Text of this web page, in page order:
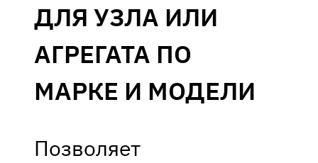
ДЛЯ УЗЛА ИЛИ
АГРЕГАТА ПО
МАРКЕ И МОДЕЛИ
Позволяет